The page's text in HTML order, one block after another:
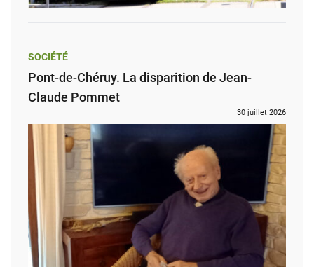
SOCIÉTÉ
Pont-de-Chéruy. La disparition de Jean-
Claude Pommet
30 juillet 2026